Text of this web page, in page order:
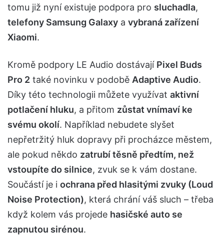
tomu již nyní existuje podpora pro sluchadla,
telefony Samsung Galaxy a vybraná zařízení
Xiaomi.
Kromě podpory LE Audio dostávají Pixel Buds
Pro 2 také novinku v podobě Adaptive Audio.
Díky této technologii můžete využívat aktivní
potlačení hluku, a přitom zůstat vnímaví ke
svému okolí. Například nebudete slyšet
nepřetržitý hluk dopravy při procházce městem,
ale pokud někdo zatrubí těsně předtím, než
vstoupíte do silnice, zvuk se k vám dostane.
Součástí je i ochrana před hlasitými zvuky (Loud
Noise Protection), která chrání váš sluch – třeba
když kolem vás projede hasičské auto se
zapnutou sirénou.